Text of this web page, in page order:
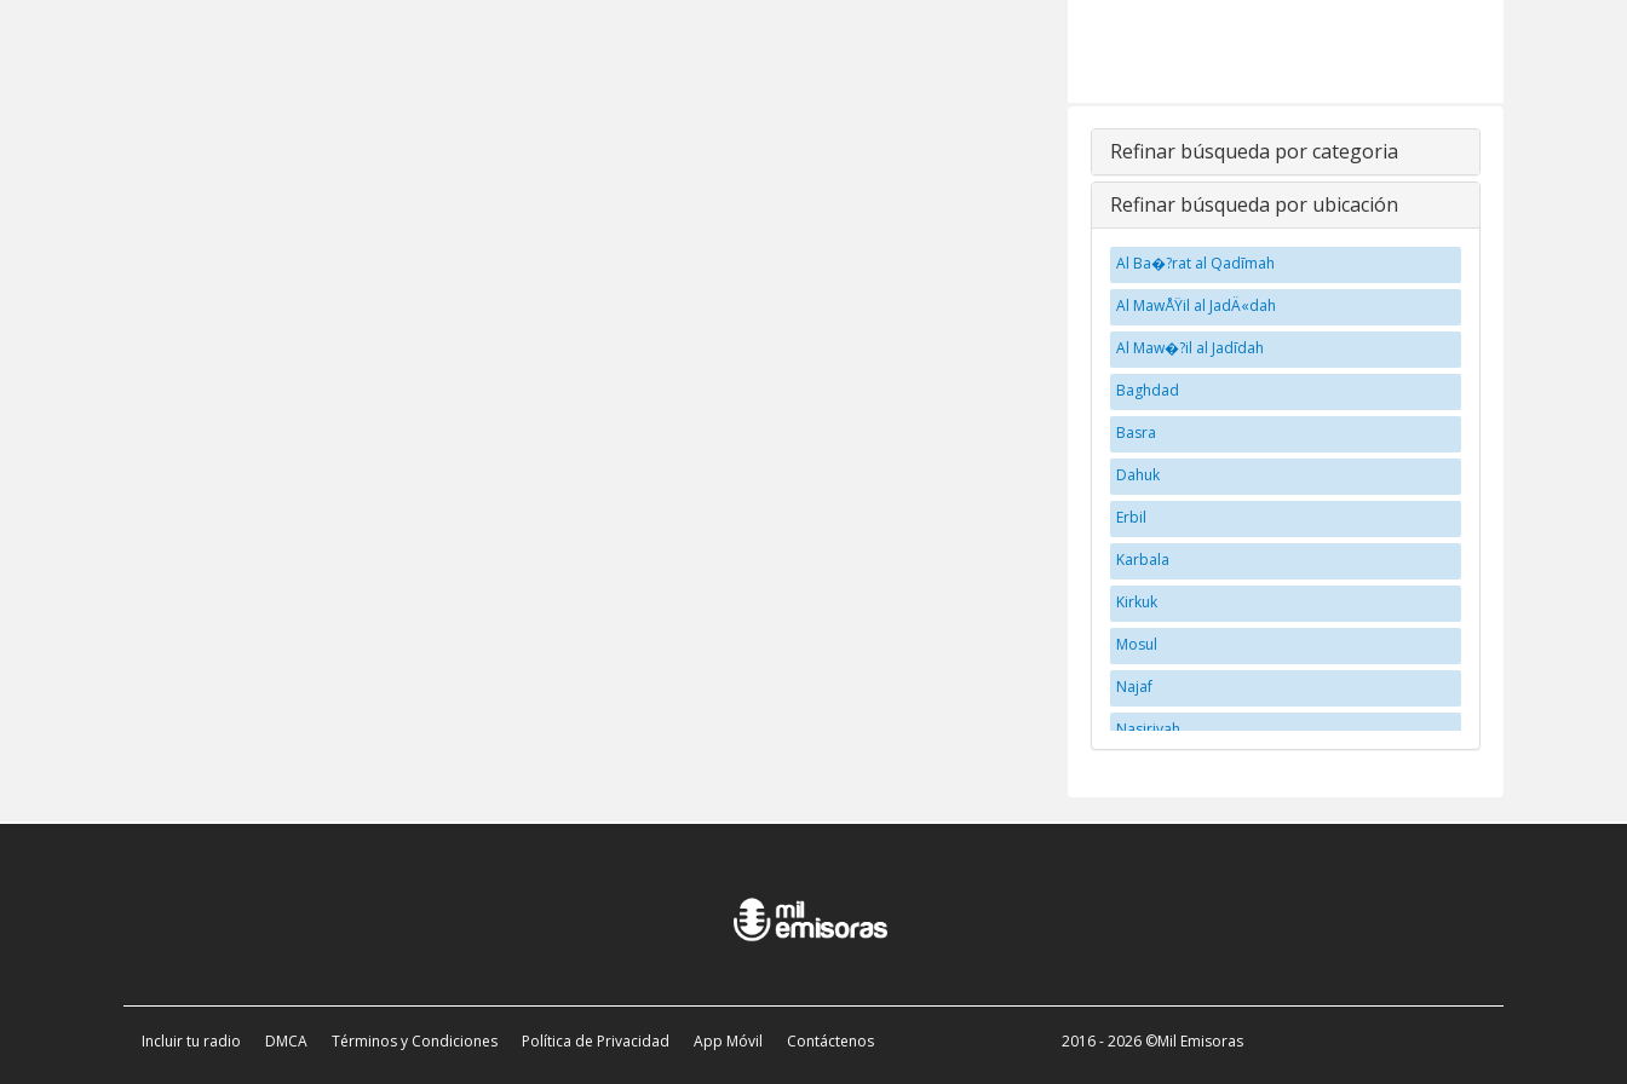
Refinar búsqueda por categoria
Refinar búsqueda por ubicación
Al Ba�?rat al Qadīmah
Al MawÅŸil al JadÄ«dah
Al Maw�?il al Jadīdah
Baghdad
Basra
Dahuk
Erbil
Karbala
Kirkuk
Mosul
Najaf
Nasiriyah
Incluir tu radio DMCA Términos y Condiciones Política de Privacidad App Móvil Contáctenos 2016 - 2026 ©Mil Emisoras